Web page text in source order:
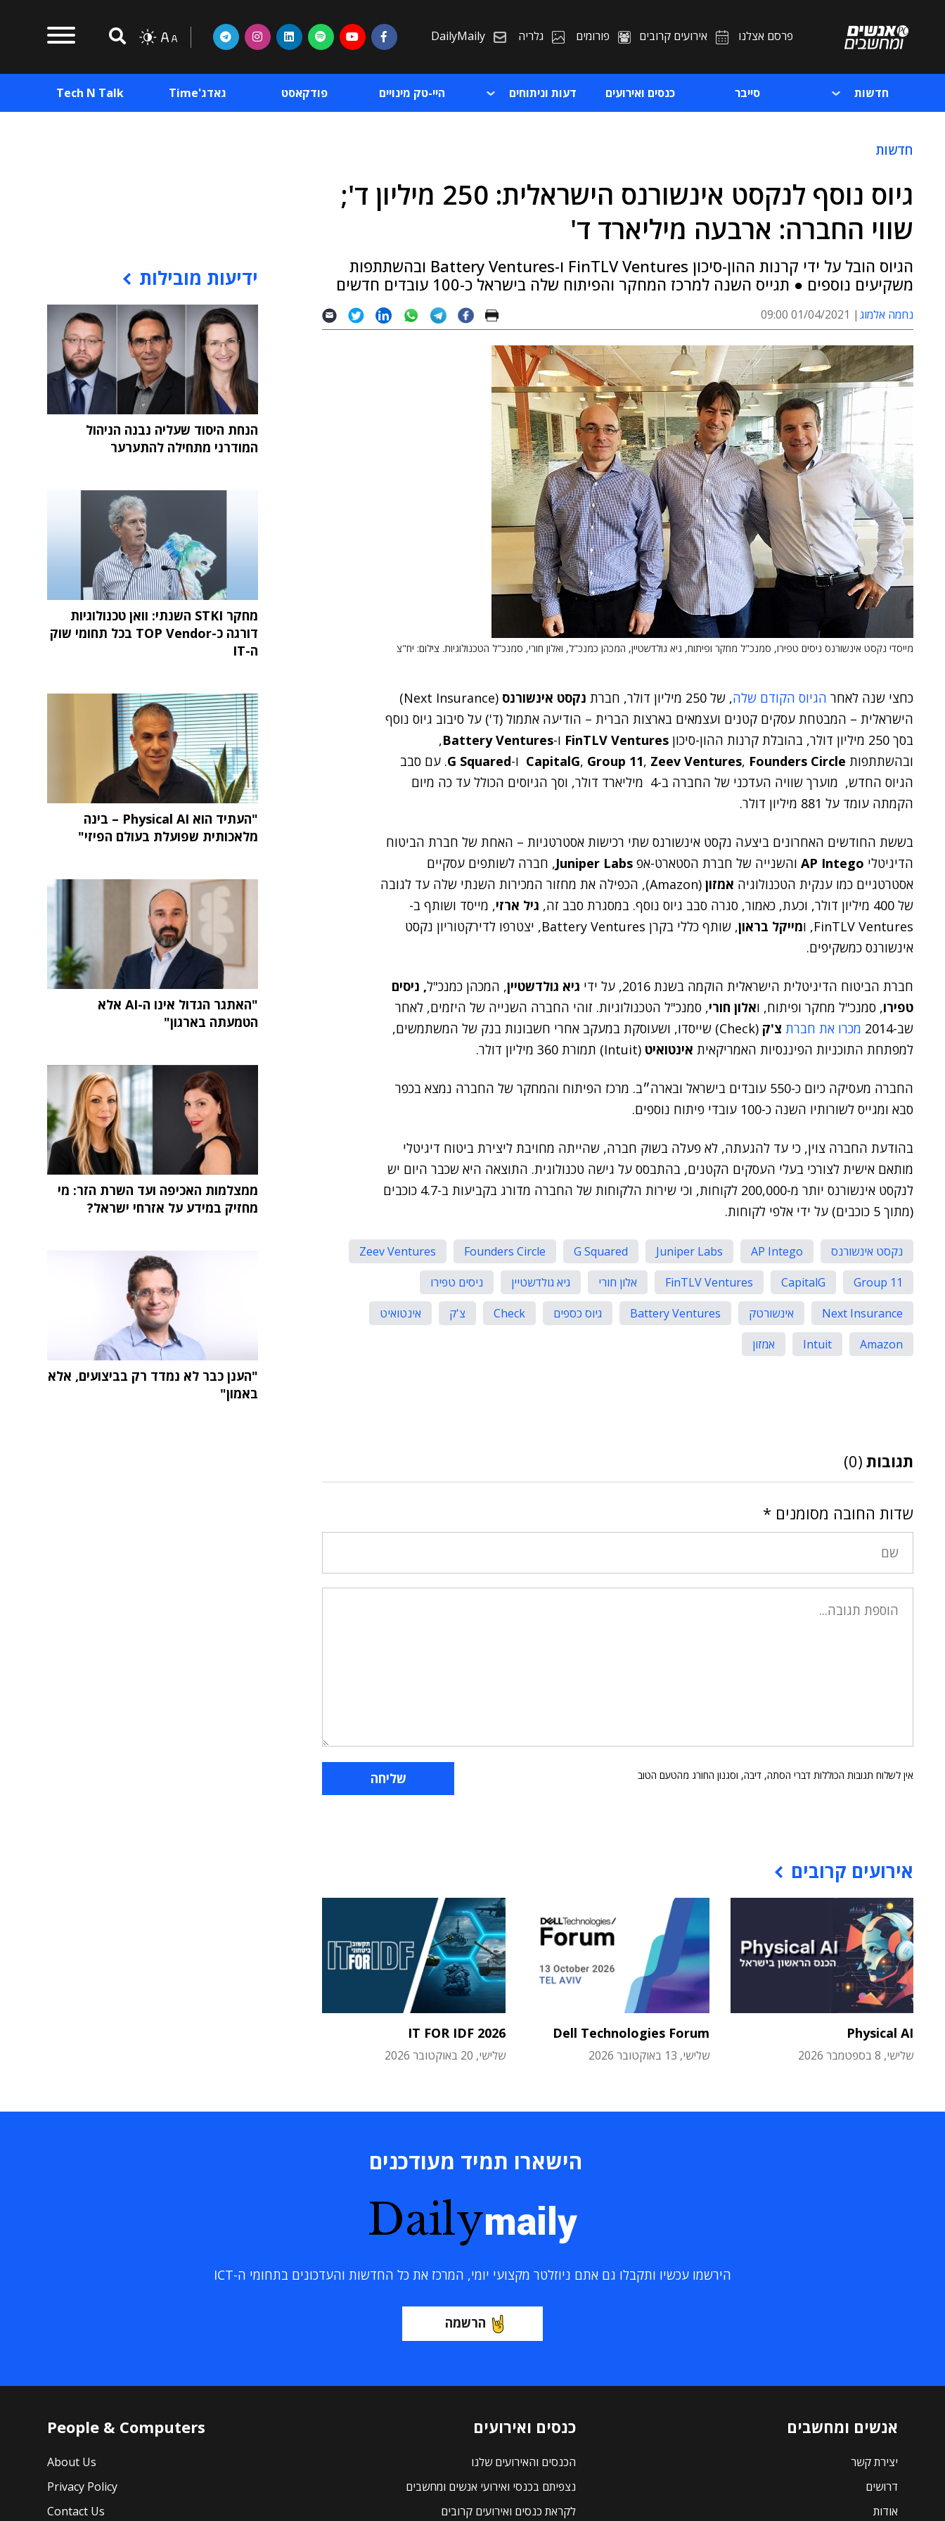
פרסם אצלנו אירועים קרובים פורומים גלריה DailyMaily
חדשות סייבר כנסים ואירועים דעות וניתוחים היי-טק מינויים פודקאסט גאדג'Time Tech N Talk
חדשות
גיוס נוסף לנקסט אינשורנס הישראלית: 250 מיליון ד';
שווי החברה: ארבעה מיליארד ד'
הגיוס הובל על ידי קרנות ההון-סיכון FinTLV Ventures ו-Battery Ventures ובהשתתפות
משקיעים נוספים ● תגייס השנה למרכז המחקר והפיתוח שלה בישראל כ-100 עובדים חדשים
נחמה אלמוג 01/04/2021 09:00
מייסדי נקסט אינשורנס ניסים טפירו, סמנכ"ל מחקר ופיתוח, גיא גולדשטיין, המכהן כמנכ"ל, ואלון חורי, סמנכ"ל הטכנולוגיות. צילום: יח"צ
כחצי שנה לאחר הגיוס הקודם שלה, של 250 מיליון דולר, חברת נקסט אינשורנס
(Next Insurance)
הישראלית – המבטחת עסקים קטנים ועצמאים בארצות הברית – הודיעה אתמול (ד') על סיבוב גיוס נוסף
בסך 250 מיליון דולר, בהובלת קרנות ההון-סיכון
FinTLV Ventures ו-Battery Ventures
,
ובהשתתפות
CapitalG, Group 11, Zeev Ventures, Founders Circle ו-G Squared. עם סבב
הגיוס החדש, מוערך שוויה העדכני של החברה ב-4 מיליארד דולר, וסך הגיוסים הכולל עד כה מיום
הקמתה עומד על 881 מיליון דולר.
בששת החודשים האחרונים ביצעה נקסט אינשורנס שתי רכישות אסטרטגיות – האחת של חברת הביטוח
הדיגיטלי
AP Intego והשנייה של חברת הסטארט-אפ Juniper Labs, חברה לשותפים עסקיים
אסטרטגיים כמו ענקית הטכנולוגיה אמזון
(Amazon), הכפילה את מחזור המכירות השנתי שלה עד לגובה
של 400 מיליון דולר, וכעת, כאמור, סגרה סבב גיוס נוסף. במסגרת סבב זה,
גיל ארזי, מייסד ושותף ב-
FinTLV Ventures, ו
מייקל בראון
, שותף כללי בקרן Battery Ventures, יצטרפו לדירקטוריון נקסט
אינשורנס כמשקיפים.
חברת הביטוח הדיגיטלית הישראלית הוקמה בשנת 2016, על ידי גיא גולדשטיין, המכהן כמנכ"ל, ניסים
טפירו, סמנכ"ל מחקר ופיתוח, ואלון חורי, סמנכ"ל הטכנולוגיות. זוהי החברה השנייה של היזמים, לאחר
שב-2014
מכרו את חברת צ'ק
(Check) שייסדו, ושעוסקת במעקב אחרי חשבונות בנק של המשתמשים,
למפתחת התוכניות הפיננסיות האמריקאית אינטואיט (Intuit) תמורת 360 מיליון דולר.
החברה מעסיקה כיום כ-550 עובדים בישראל ובארה״ב. מרכז הפיתוח והמחקר של החברה נמצא בכפר
סבא ומגייס לשורותיו השנה כ-100 עובדי פיתוח נוספים.
בהודעת החברה צוין, כי עד להגעתה, לא פעלה בשוק חברה, שהייתה מחויבת ליצירת ביטוח דיגיטלי
מותאם אישית לצורכי בעלי העסקים הקטנים, בהתבסס על גישה טכנולוגית. התוצאה היא שכבר היום יש
לנקסט אינשורנס יותר מ-200,000 לקוחות, וכי שירות הלקוחות של החברה מדורג בקביעות ב-4.7 כוכבים
(מתוך 5 כוכבים) על ידי אלפי לקוחות.
נקסט אינשורנס AP Intego
Juniper Labs
G Squared
Founders Circle
Zeev Ventures
Group 11
CapitalG
FinTLV Ventures אלון חורי גיא גולדשטיין
ניסים טפירו
Next Insurance
אינשורטק Battery Ventures גיוס כספים Check צ'ק
אינטואיט
Amazon
Intuit אמזון
תגובות (0)
שדות החובה מסומנים *
אין לשלוח תגובות הכוללות דברי הסתה, דיבה, וסגנון החורג מהטעם הטוב
אירועים קרובים
Physical AI
שלישי, 8 בספטמבר 2026
Dell Technologies Forum
שלישי, 13 באוקטובר 2026
IT FOR IDF 2026
שלישי, 20 באוקטובר 2026
ידיעות מובילות
הנחת היסוד שעליה נבנה הניהול
המודרני מתחילה להתערער
מחקר STKI השנתי: וואן טכנולוגיות
דורגה כ-TOP Vendor בכל תחומי שוק
ה-IT
"העתיד הוא Physical AI – בינה
מלאכותית שפועלת בעולם הפיזי"
"האתגר הגדול אינו ה-AI אלא
הטמעתה בארגון"
ממצלמות האכיפה ועד השרת הזר: מי
מחזיק במידע על אזרחי ישראל?
"הענן כבר לא נמדד רק בביצועים, אלא
באמון"
הישארו תמיד מעודכנים
Dailymaily
הירשמו עכשיו ותקבלו גם אתם ניוזלטר מקצועי יומי, המרכז את כל החדשות והעדכונים בתחומי ה-ICT
הרשמה
אנשים ומחשבים
יצירת קשר
דרושים
אודות
כנסים ואירועים
הכנסים והאירועים שלנו
נצפיתם בכנסי ואירועי אנשים ומחשבים
לקראת כנסים ואירועים קרובים
People & Computers
About Us
Privacy Policy
Contact Us